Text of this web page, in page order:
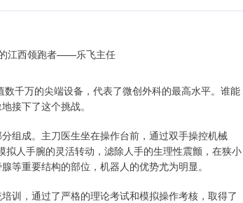
千万的尖端设备，代表了微创外科的最高水平。谁能
接下了这个挑战。
组成。主刀医生坐在操作台前，通过双手操控机械
人手腕的灵活转动，滤除人手的生理性震颤，在狭小
等重要结构的部位，机器人的优势尤为明显。
训，通过了严格的理论考试和模拟操作考核，取得了